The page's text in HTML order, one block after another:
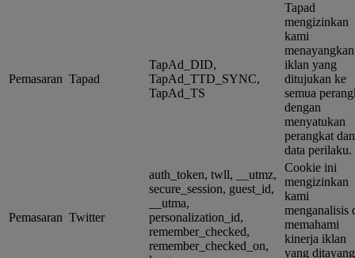
Pemasaran Tapad
TapAd_DID,
TapAd_TTD_SYNC,
TapAd_TS
Tapad
mengizinkan
kami
menayangkan
iklan yang
ditujukan ke
semua
dengan
menyatukan
perangkat dan
data perilaku.
Pemasaran Twitter
auth_token, twll, __utmz,
secure_session, guest_id,
__utma,
personalization_id,
remember_checked,
remember_checked_on,
Cookie ini
mengizinkan
kami
menganalisis
memahami
kinerja iklan
yang